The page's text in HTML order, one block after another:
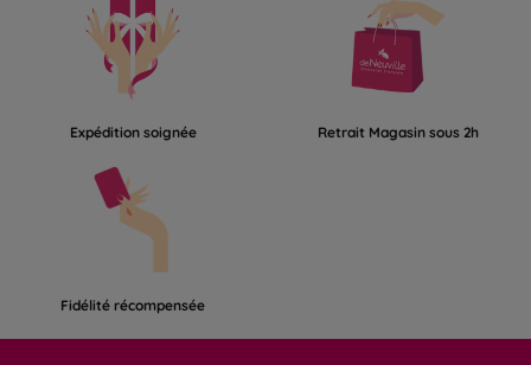
Expédition soignée Retrait Magasin sous 2h
Fidélité récompensée